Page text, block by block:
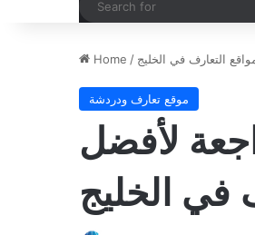
Home / التعارف في الخليج
موقع تعارف ودردشة
لأفضل
في الخليج